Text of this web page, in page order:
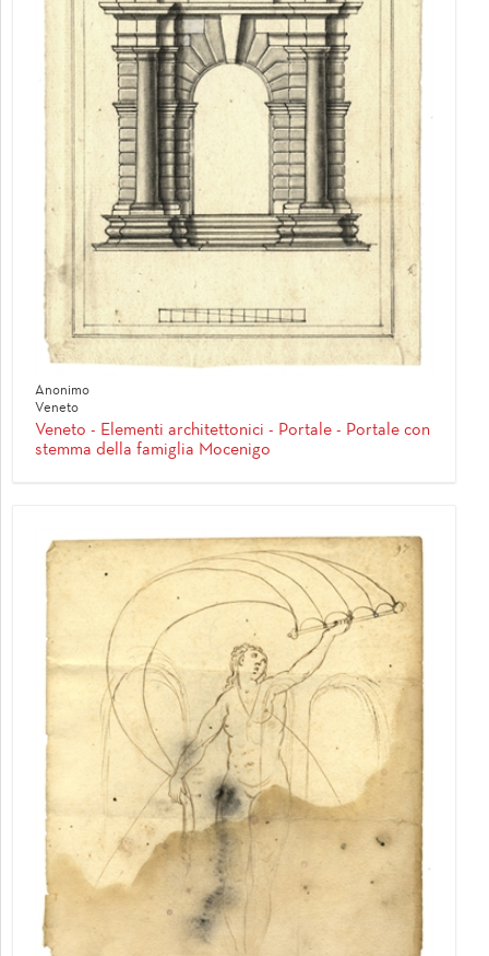
Anonimo
Veneto
Veneto - Elementi architettonici - Portale - Portale con
stemma della famiglia Mocenigo